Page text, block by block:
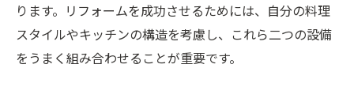
ります。リフォームを成功させるためには、自分の料理
スタイルやキッチンの構造を考慮し、これら二つの設備
をうまく組み合わせることが重要です。